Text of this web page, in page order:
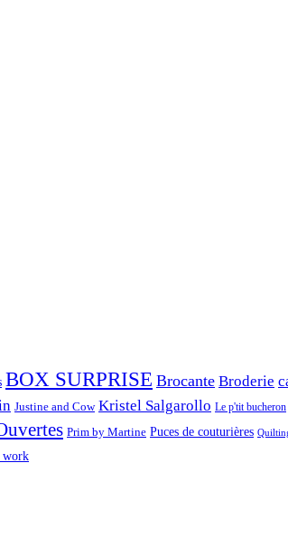
BOX SURPRISE Brocante Broderie
Justine and Cow Kristel Salgarollo Le p'tit bucheron
Prim by Martine Puces de couturières
work